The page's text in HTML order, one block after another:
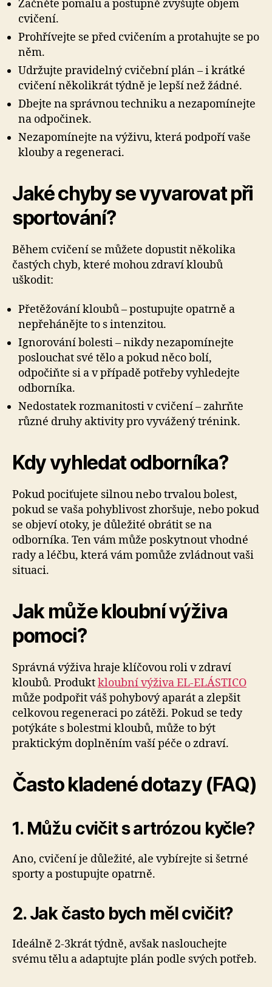
Začněte pomalu a postupně zvyšujte objem
cvičení.
Prohřívejte se před cvičením a protahujte se po
něm.
Udržujte pravidelný cvičební plán – i krátké
cvičení několikrát týdně je lepší než žádné.
Dbejte na správnou techniku a nezapomínejte
na odpočinek.
Nezapomínejte na výživu, která podpoří vaše
klouby a regeneraci.
Jaké chyby se vyvarovat při
sportování?
Během cvičení se můžete dopustit několika
častých chyb, které mohou zdraví kloubů
uškodit:
Přetěžování kloubů – postupujte opatrně a
nepřehánějte to s intenzitou.
Ignorování bolesti – nikdy nezapomínejte
poslouchat své tělo a pokud něco bolí,
odpočiňte si a v případě potřeby vyhledejte
odborníka.
Nedostatek rozmanitosti v cvičení – zahrňte
různé druhy aktivity pro vyvážený trénink.
Kdy vyhledat odborníka?
Pokud pociťujete silnou nebo trvalou bolest,
pokud se vaša pohyblivost zhoršuje, nebo pokud
se objeví otoky, je důležité obrátit se na
odborníka. Ten vám může poskytnout vhodné
rady a léčbu, která vám pomůže zvládnout vaši
situaci.
Jak může kloubní výživa
pomoci?
Správná výživa hraje klíčovou roli v zdraví
kloubů. Produktkloubní výživa EL-ELÁSTICO
může podpořit váš pohybový aparát a zlepšit
celkovou regeneraci po zátěži. Pokud se tedy
potýkáte s bolestmi kloubů, může to být
praktickým doplněním vaší péče o zdraví.
Často kladené dotazy (FAQ)
1. Můžu cvičit s artrózou kyčle?
Ano, cvičení je důležité, ale vybírejte si šetrné
sporty a postupujte opatrně.
2. Jak často bych měl cvičit?
Ideálně 2-3krát týdně, avšak naslouchejte
svému tělu a adaptujte plán podle svých potřeb.